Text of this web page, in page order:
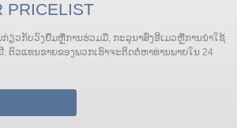
PRICELIST
ຽວ​ກັບ​ວົງ​ຢືມ​ຫຼື​ການ​ຮ່ວມ​ມື​, ກະ​ລຸ​ນາ​ສົ່ງ​ອີ​ເມວ​ຫຼື​ການ​ນໍາ​ໃຊ້​
ຕົວແທນຂາຍຂອງພວກເຮົາຈະຕິດຕໍ່ຫາທ່ານພາຍໃນ 24